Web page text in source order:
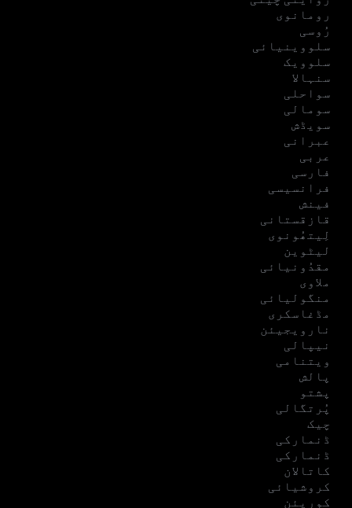
رومانوی
رُوسی
سلووینیائی
سلوویک
سنہالا
سواحلی
سومالی
سویڈش
عبرانی
عربی
فارسی
فرانسیسی
فینش
قازقستانی
لِیتھُونوی
لیٹوین
مقدُونیائی
ملاوی
منگولیائی
مڈغاسکری
نارویجیئن
نیپالی
ویتنامی
پالش
پشتو
پُرتگالی
چیک
ڈنمارکی
ڈنمارکی
کاتالان
کروشیائی
کوریئن